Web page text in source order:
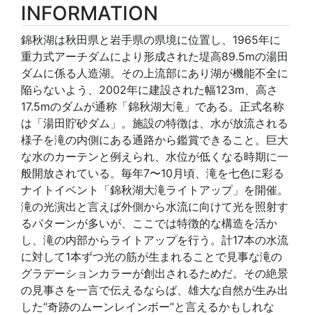
INFORMATION
錦秋湖は秋田県と岩手県の県境に位置し、1965年に
重力式アーチダムにより形成された堤高89.5mの湯田
ダムに係る人造湖。その上流部にあり湖が機能不全に
陥らないよう、2002年に建設された幅123m、高さ
17.5mのダムが通称「錦秋湖大滝」である。正式名称
は「湯田貯砂ダム」。施設の特徴は、水が放流される
様子を滝の内側にある通路から鑑賞できること。巨大
な水のカーテンと例えられ、水位が低くなる時期に一
般開放されている。毎年7〜10月頃、滝を七色に彩る
ナイトイベント「錦秋湖大滝ライトアップ」を開催。
滝の光演出と言えば外側から水流に向けて光を照射す
るパターンが多いが、ここでは特徴的な構造を活か
し、滝の内部からライトアップを行う。計17本の水流
に対して1本ずつ光の筋が生まれることで見事な滝の
グラデーションカラーが創出されるためだ。その絶景
の見事さを一言で伝えるならば、雄大な自然が生み出
した“奇跡のムーンレインボー”と言えるかもしれな